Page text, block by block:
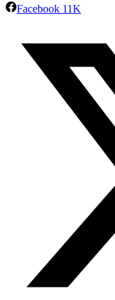
Facebook 11K